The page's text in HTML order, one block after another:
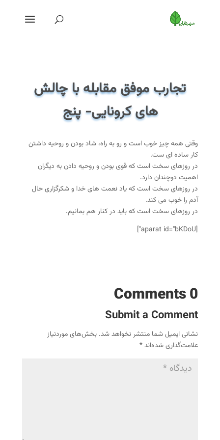
تجارب موفق مقابله با چالش
های کرونایی- پنج
وقتی همه چیز خوب است و رو به راه، شاد بودن و روحیه داشتن
کار ساده ای ست.
در روزهای سخت است که قوی بودن و روحیه دادن به دیگران
اهمیت دوچندان دارد.
در روزهای سخت است که یاد نعمت های خدا و شکرگزاری حال
آدم را خوب می کند.
در روزهای سخت است که باید در کنار هم بمانیم.
[aparat id="bKDoU"]
0 Comments
Submit a Comment
نشانی ایمیل شما منتشر نخواهد شد. بخش‌های موردنیاز
علامت‌گذاری شده‌اند*